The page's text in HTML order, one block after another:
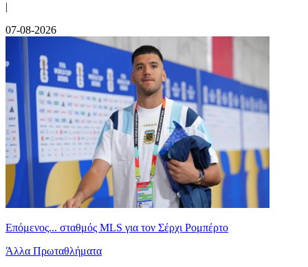
|
07-08-2026
Επόμενος... σταθμός MLS για τον Σέρχι Ρομπέρτο
Άλλα Πρωταθλήματα